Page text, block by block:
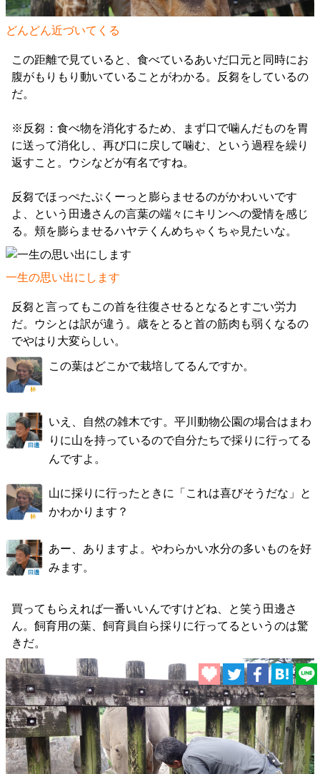
どんどん近づいてくる
この距離で見ていると、食べているあいだ口元と同時にお
腹がもりもり動いていることがわかる。反芻をしているの
だ。
※反芻：食べ物を消化するため、まず口で噛んだものを胃
に送って消化し、再び口に戻して噛む、という過程を繰り
返すこと。ウシなどが有名ですね。
反芻でほっぺたぷくーっと膨らませるのがかわいいです
よ、という田邊さんの言葉の端々にキリンへの愛情を感じ
る。頬を膨らませるハヤテくんめちゃくちゃ見たいな。
一生の思い出にします
反芻と言ってもこの首を往復させるとなるとすごい労力
だ。ウシとは訳が違う。歳をとると首の筋肉も弱くなるの
でやはり大変らしい。
この葉はどこかで栽培してるんですか。
いえ、自然の雑木です。平川動物公園の場合はまわ
りに山を持っているので自分たちで採りに行ってる
んですよ。
山に採りに行ったときに「これは喜びそうだな」と
かわかります？
あー、ありますよ。やわらかい水分の多いものを好
みます。
買ってもらえれば一番いいんですけどね、と笑う田邊さ
ん。飼育用の葉、飼育員自ら採りに行ってるというのは驚
きだ。